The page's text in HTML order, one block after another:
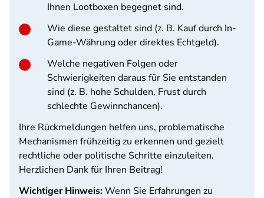
Ihnen Lootboxen begegnet sind.
Wie diese gestaltet sind (z. B. Kauf durch In-
Game-Währung oder direktes Echtgeld).
Welche negativen Folgen oder
Schwierigkeiten daraus für Sie entstanden
sind (z. B. hohe Schulden, Frust durch
schlechte Gewinnchancen).
Ihre Rückmeldungen helfen uns, problematische
Mechanismen frühzeitig zu erkennen und gezielt
rechtliche oder politische Schritte einzuleiten.
Herzlichen Dank für Ihren Beitrag!
Wichtiger Hinweis:Wenn Sie Erfahrungen zu